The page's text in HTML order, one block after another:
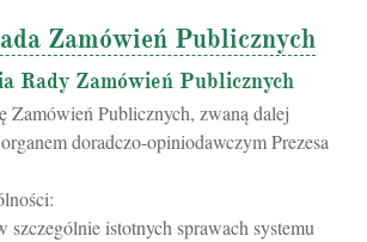
Zamówień Publicznych
Rady Zamówień Publicznych
Zamówień Publicznych, zwaną dalej
doradczo-opiniodawczym Prezesa
szczególnie istotnych sprawach systemu